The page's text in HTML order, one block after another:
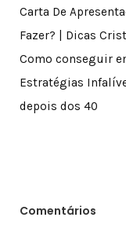
Carta De
Fazer? | Dicas
Como conseguir
Estratégias
depois dos 40
Comentários